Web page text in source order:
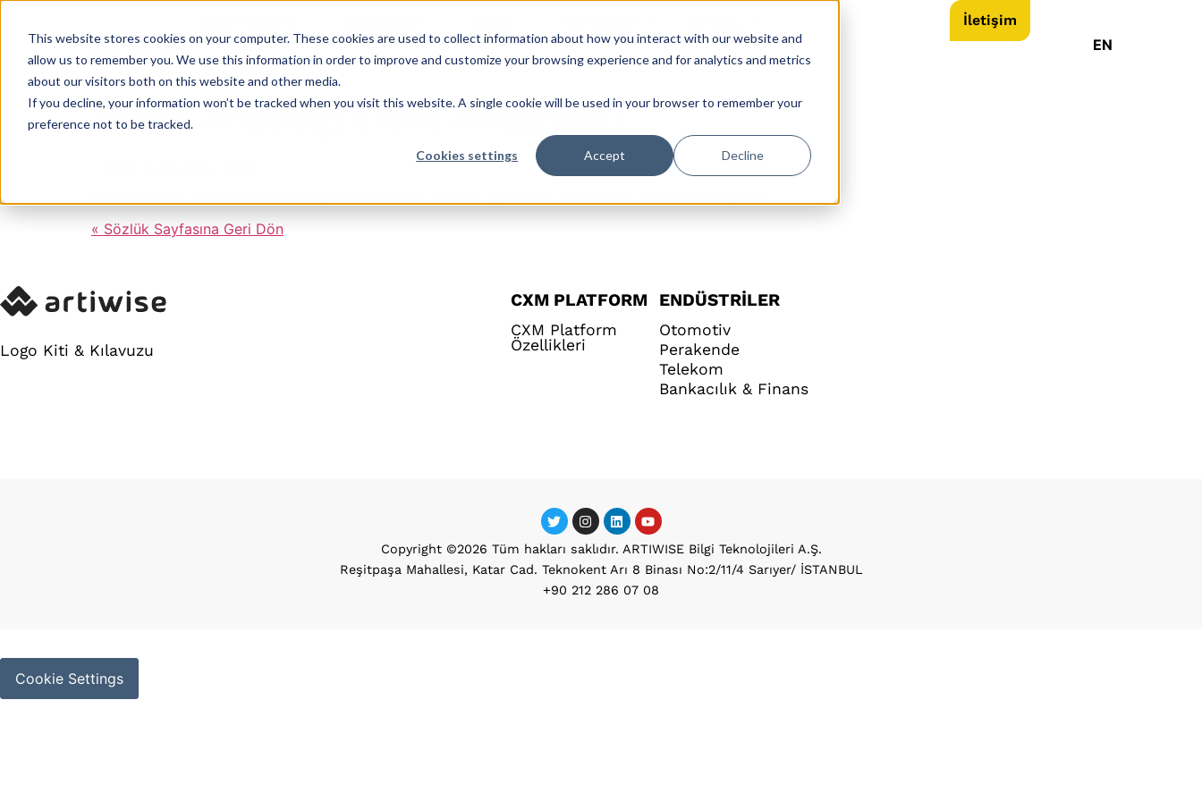
This website stores cookies on your computer. These cookies are used to collect information about how you interact with our website and
allow us to remember you. We use this information in order to improve and customize your browsing experience and for analytics and metrics
about our visitors both on this website and other media.
If you decline, your information won’t be tracked when you visit this website. A single cookie will be used in your browser to remember your
preference not to be tracked.
Cookies settings Accept Decline
AI Destekli CX
İletişim
EN
Metin Analitiği (Text Analytics)
« Sözlük Sayfasına Geri Dön
Logo Kiti & Kılavuzu
CXM PLATFORM
CXM Platform
Özellikleri
ENDÜSTRILER
Otomotiv
Perakende
Telekom
Bankacılık & Finans
Copyright ©2026 Tüm hakları saklıdır. ARTIWISE Bilgi Teknolojileri A.Ş.
Reşitpaşa Mahallesi, Katar Cad. Teknokent Arı 8 Binası No:2/11/4 Sarıyer/ İSTANBUL
+90 212 286 07 08
Cookie Settings